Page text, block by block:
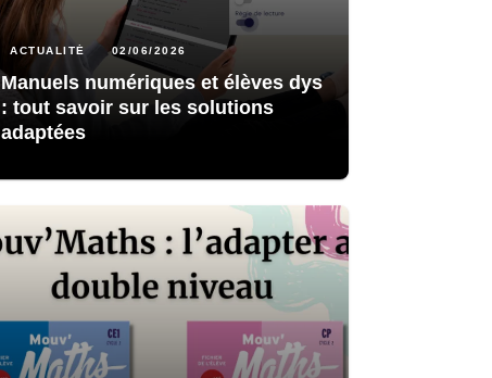
ACTUALITÉ 02/06/2026
Manuels numériques et élèves dys
: tout savoir sur les solutions
adaptées